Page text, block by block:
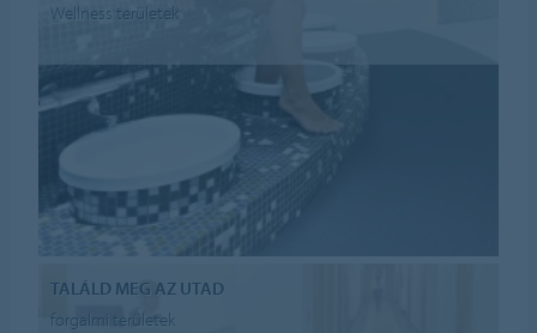
Wellness területek
TALÁLD MEG AZ UTAD
forgalmi területek